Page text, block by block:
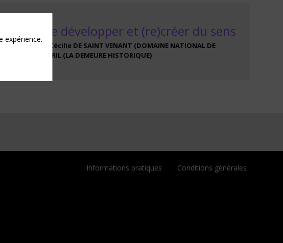
pour se développer et (re)créer du sens
NATIONAUX Cécilie DE SAINT VENANT (DOMAINE NATIONAL DE
DE LORGERIL (LA DEMEURE HISTORIQUE)
Informations pratiques Conditions générales
expérience.